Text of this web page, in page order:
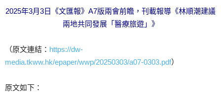
2025年3月3日《文匯報》A7版兩會前瞻，刊載報導《林順潮建議
兩地共同發展「醫療旅遊」》
（原文連結： https://dw-
media.tkww.hk/epaper/wwp/20250303/a07-0303.pdf）
原文如下：